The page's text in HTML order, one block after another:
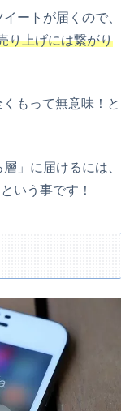
ートが届くので、
り上げには繋がり
もって無意味！と
」に届けるには、
という事です！